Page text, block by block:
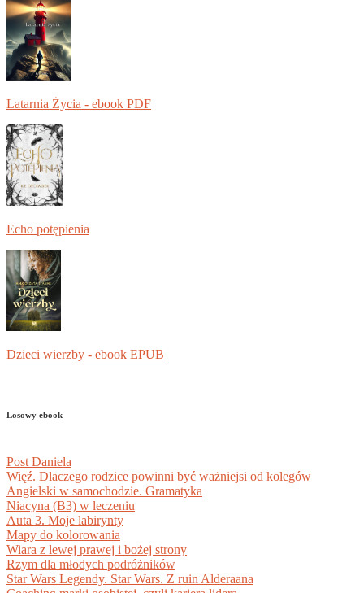
Latarnia Życia - ebook PDF
Echo potępienia
Dzieci wierzby - ebook EPUB
Losowy ebook
Post Daniela
Więź. Dlaczego rodzice powinni być ważniejsi od kolegów
Angielski w samochodzie. Gramatyka
Niacyna (B3) w leczeniu
Auta 3. Moje labirynty
Mapy do kolorowania
Wiara z lewej prawej i bożej strony
Rzym dla młodych podróżników
Star Wars Legendy. Star Wars. Z ruin Alderaana